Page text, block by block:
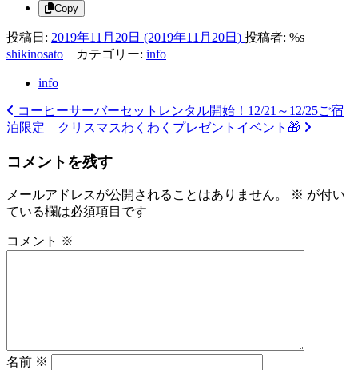
Copy
投稿日: 2019年11月20日 (2019年11月20日) 投稿者: %s
shikinosato
カテゴリー: info
info
投
稿
ナ
ビ
ゲ
ー
コーヒーサーバーセットレンタル開始！ 12/21～12/25ご宿
泊限定 クリスマスわくわくプレゼントイベント🎁
コメントを残す
メールアドレスが公開されることはありません。 ※ が付い
ている欄は必須項目です
コメント ※
名前 ※